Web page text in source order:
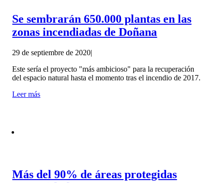
Se sembrarán 650.000 plantas en las
zonas incendiadas de Doñana
29 de septiembre de 2020|
Este sería el proyecto "más ambicioso" para la recuperación
del espacio natural hasta el momento tras el incendio de 2017.
Leer más
Más del 90% de áreas protegidas